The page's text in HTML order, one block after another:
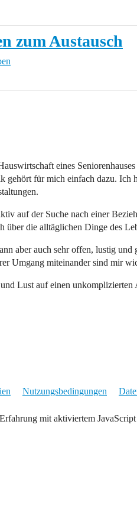
zum Austausch
eines
gehört für mich einfach dazu. Ich
auf der Suche nach einer
über die alltäglichen Dinge des
aber auch sehr offen, lustig und
Umgang miteinander sind mir
Lust auf einen
Nutzungsbedingungen
mit aktiviertem JavaScript